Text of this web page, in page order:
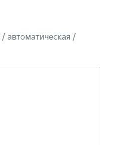
автоматическая /